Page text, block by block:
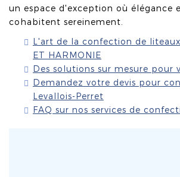
un espace d'exception où élégance
cohabitent sereinement.
L'art de la confection de liteaux
ET HARMONIE
Des solutions sur mesure pour
Demandez votre devis pour
Levallois-Perret
FAQ sur nos services de